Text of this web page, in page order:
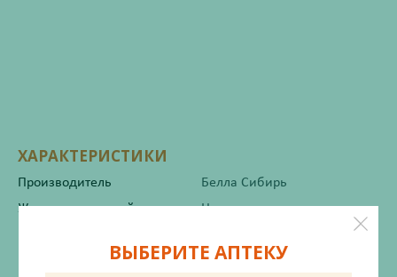
ХАРАКТЕРИСТИКИ
Производитель
Белла Сибирь
Жизненно важный
Нет
Инструкция по применению
ВЫБЕРИТЕ АПТЕКУ